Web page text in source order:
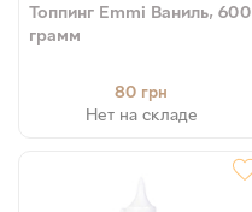
Топпинг Emmi Ваниль, 600
грамм
80 грн
Нет на складе